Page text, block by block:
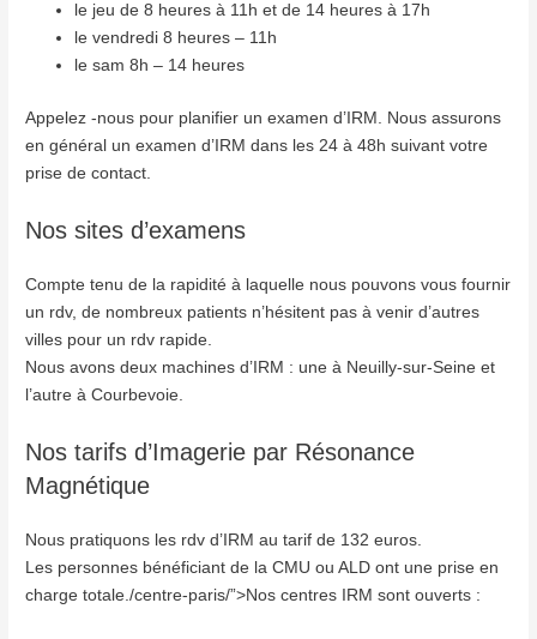
le jeu de 8 heures à 11h et de 14 heures à 17h
le vendredi 8 heures – 11h
le sam 8h – 14 heures
Appelez -nous pour planifier un examen d’IRM. Nous assurons
en général un examen d’IRM dans les 24 à 48h suivant votre
prise de contact.
Nos sites d’examens
Compte tenu de la rapidité à laquelle nous pouvons vous fournir
un rdv, de nombreux patients n’hésitent pas à venir d’autres
villes pour un rdv rapide.
Nous avons deux machines d’IRM : une à Neuilly-sur-Seine et
l’autre à Courbevoie.
Nos tarifs d’Imagerie par Résonance
Magnétique
Nous pratiquons les rdv d’IRM au tarif de 132 euros.
Les personnes bénéficiant de la CMU ou ALD ont une prise en
charge totale./centre-paris/”>Nos centres IRM sont ouverts :